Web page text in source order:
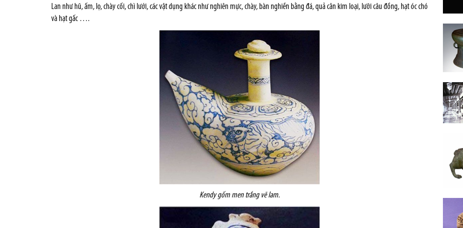
Lan như hũ, ấm, lọ, chày cối, chì lưới, các vật dụng khác như nghiên mực, chày, bàn nghiền bằng đá, quả cân kim loại, lưỡi câu đồng, hạt óc chó
và hạt gấc ….
Kendy gốm men trắng vẽ lam.